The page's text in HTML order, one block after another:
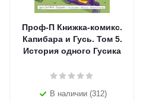
Проф-П Книжка-комикс.
Капибара и Гусь. Том 5.
История одного Гусика
В наличии (312)